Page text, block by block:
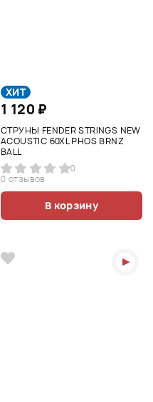
ХИТ
1 120 ₽
СТРУНЫ FENDER STRINGS NEW
ACOUSTIC 60XL PHOS BRNZ
BALL
0
0 отзывов
В корзину